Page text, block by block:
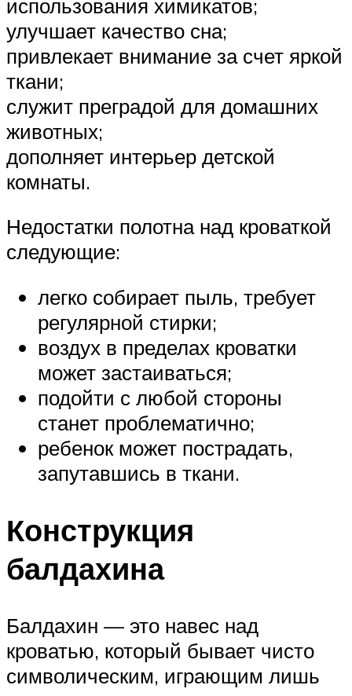
использования химикатов;
улучшает качество сна;
привлекает внимание за счет яркой
ткани;
служит преградой для домашних
животных;
дополняет интерьер детской
комнаты.
Недостатки полотна над кроваткой
следующие:
легко собирает пыль, требует
регулярной стирки;
воздух в пределах кроватки
может застаиваться;
подойти с любой стороны
станет проблематично;
ребенок может пострадать,
запутавшись в ткани.
Конструкция
балдахина
Балдахин — это навес над
кроватью, который бывает чисто
символическим, играющим лишь